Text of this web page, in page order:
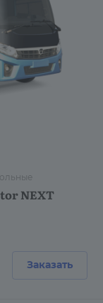
NEXT
Заказать